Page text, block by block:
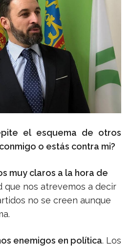
el esquema de otros
o estás contra mi?
muy claros a la hora de
que nos atrevemos a decir
no se creen aunque
enemigos en política. Los